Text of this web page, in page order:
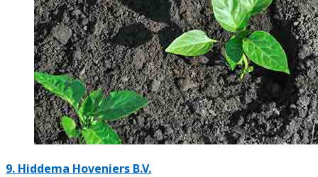
9. Hiddema Hoveniers B.V.